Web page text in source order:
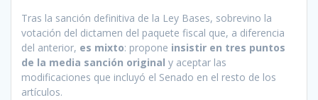
Tras la sanción definitiva de la Ley Bases, sobrevino la
votación del dictamen del paquete fiscal que, a diferencia
del anterior, es mixto: propone insistir en tres puntos
de la media sanción original y aceptar las
modificaciones que incluyó el Senado en el resto de los
artículos.